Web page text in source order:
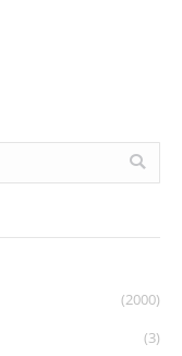
(2000)
(3)